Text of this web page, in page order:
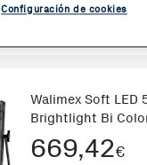
Walimex Soft LED
Brightlight Bi
669,42€
Configuración de cookies